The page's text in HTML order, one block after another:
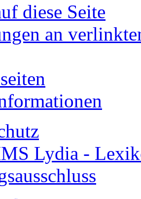
diese Seite
an
Lydia -